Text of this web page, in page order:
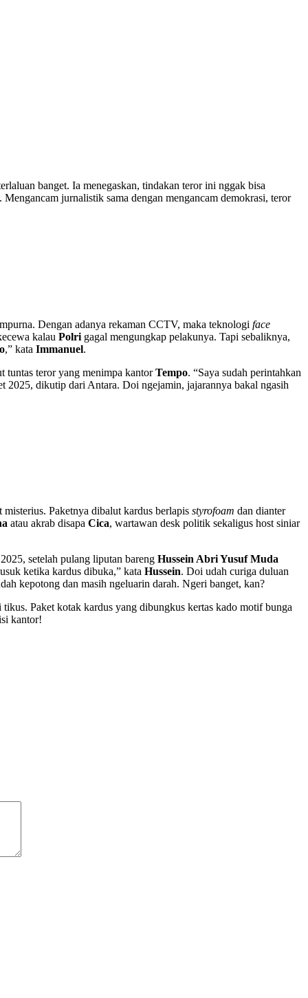
banget. Ia menegaskan, tindakan teror ini nggak bisa
jurnalistik sama dengan mengancam demokrasi, teror
Dengan adanya rekaman CCTV, maka teknologi face
kalau Polri gagal mengungkap pelakunya. Tapi sebaliknya,
,” kata Immanuel.
tuntas teror yang menimpa kantorTempo. “Saya sudah perintahkan
dikutip dari Antara. Doi ngejamin, jajarannya bakal ngasih
Paketnya dibalut kardus berlapis styrofoam dan dianter
atau akrab disapa Cica, wartawan desk politik sekaligus host siniar
setelah pulang liputan bareng Hussein Abri Yusuf Muda
ketika kardus dibuka,” kata Hussein. Doi udah curiga duluan
kepotong dan masih ngeluarin darah. Ngeri banget, kan?
Paket kotak kardus yang dibungkus kertas kado motif bunga
kantor!